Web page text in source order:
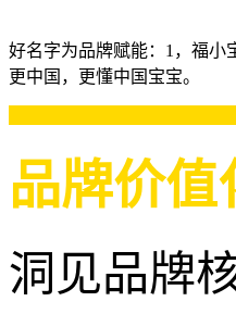
好名字为品牌赋能：1，福小
更中国，更懂中国宝宝。
品牌价值
洞见品牌